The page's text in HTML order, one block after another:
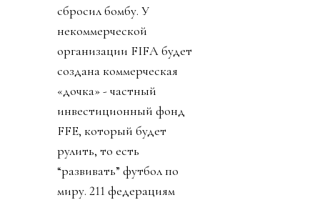
сбросил бомбу. У
некоммерческой
организации FIFA будет
создана коммерческая
«дочка» - частный
инвестиционный фонд
FFE, который будет
рулить, то есть
“развивать” футбол по
миру. 211 федерациям